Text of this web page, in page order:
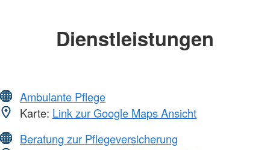
Dienstleistungen
Ambulante Pflege
Karte: Link zur Google Maps Ansicht
Beratung zur Pflegeversicherung